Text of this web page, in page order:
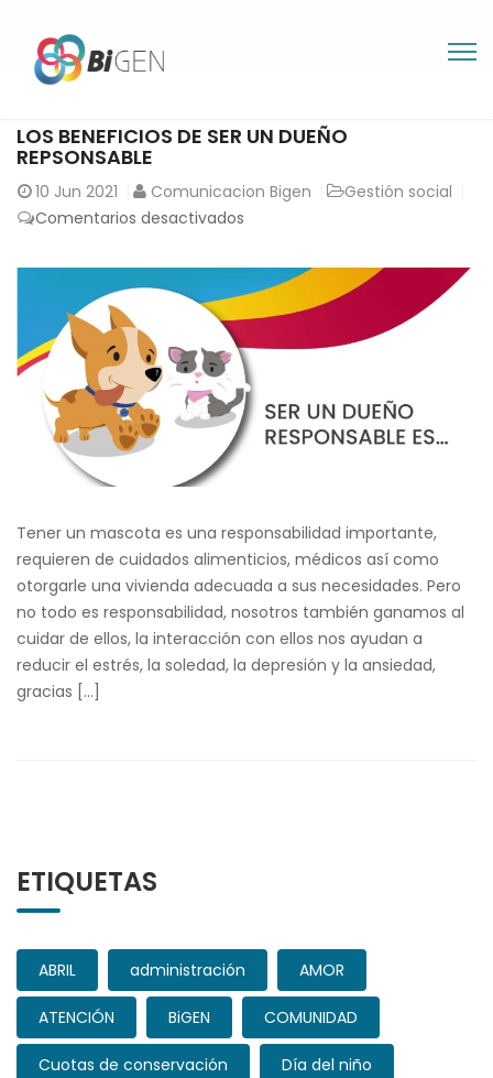
LOS BENEFICIOS DE SER UN DUEÑO
REPSONSABLE
10 Jun 2021 Comunicacion Bigen
Gestión social
Comentarios desactivados
BENEFICIOS
DE
SER
UN
DUEÑO
REPSONSABLE
Tener un mascota es una responsabilidad importante,
requieren de cuidados alimenticios, médicos así como
otorgarle una vivienda adecuada a sus necesidades. Pero
no todo es responsabilidad, nosotros también ganamos al
cuidar de ellos, la interacción con ellos nos ayudan a
reducir el estrés, la soledad, la depresión y la ansiedad,
gracias […]
ETIQUETAS
ABRIL administración AMOR
ATENCIÓN BiGEN COMUNIDAD
Cuotas de conservación Día del niño